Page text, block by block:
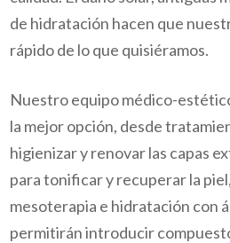
de hidratación hacen que
rápido de lo que quisiéramos.
Nuestro equipo médico-
la mejor opción, desde
higienizar y renovar las capas
para tonificar y recuperar la
mesoterapia e hidratación con
permitirán introducir